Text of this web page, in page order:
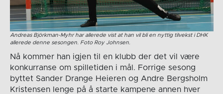
Andreas Björkman-Myhr har allerede vist at han vil bli en nyttig tilvekst i DHK
allerede denne sesongen. Foto Roy Johnsen.
Nå kommer han igjen til en klubb der det vil være
konkurranse om spilletiden i mål. Forrige sesong
byttet Sander Drange Heieren og Andre Bergsholm
Kristensen lenge på å starte kampene annen hver